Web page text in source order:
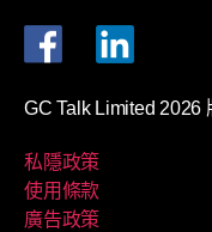
GC Talk Limited 2026
私隱政策
使用條款
廣告政策